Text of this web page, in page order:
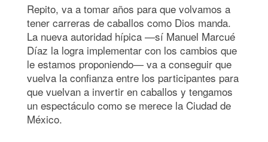
Repito, va a tomar años para que volvamos a
tener carreras de caballos como Dios manda.
La nueva autoridad hípica —sí Manuel Marcué
Díaz la logra implementar con los cambios que
le estamos proponiendo— va a conseguir que
vuelva la confianza entre los participantes para
que vuelvan a invertir en caballos y tengamos
un espectáculo como se merece la Ciudad de
México.